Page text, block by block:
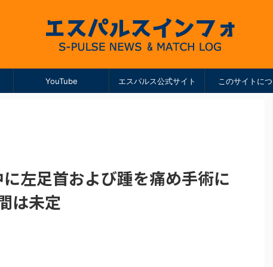
YouTube エスパルス公式サイト このサイトに
左足首および踵を痛め手術に
は未定